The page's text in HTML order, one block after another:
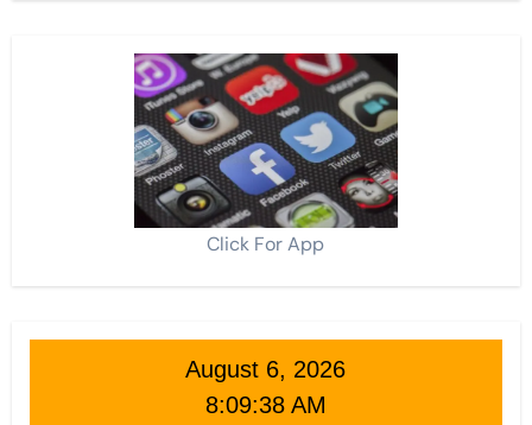
Click For App
August 6, 2026
8:09:39 AM